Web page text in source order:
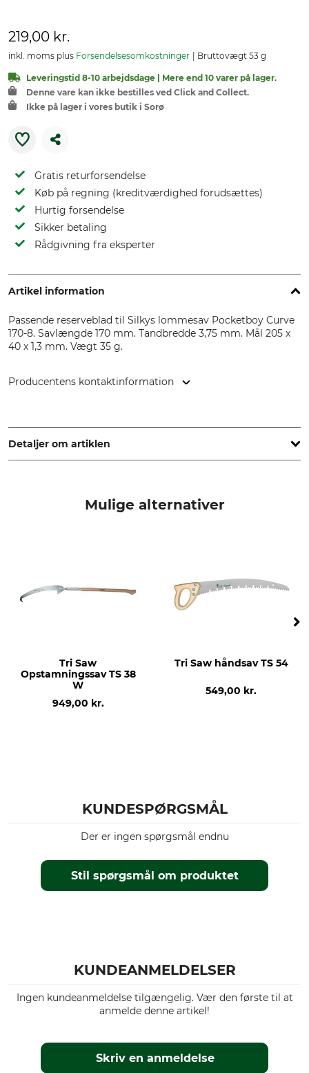
219,00 kr.
inkl. moms plus Forsendelsesomkostninger Bruttovægt 53 g
Leveringstid 8-10 arbejdsdage | Mere end 10 varer på lager.
Denne vare kan ikke bestilles ved Click and Collect.
Ikke på lager i vores butik i Sorø
Gratis returforsendelse
Køb på regning (kreditværdighed forudsættes)
Hurtig forsendelse
Sikker betaling
Rådgivning fra eksperter
Artikel information
Passende reserveblad til Silkys lommesav Pocketboy Curve
170-8. Savlængde 170 mm. Tandbredde 3,75 mm. Mål 205 x
40 x 1,3 mm. Vægt 35 g.
Producentens kontaktinformation
Netherlands, www.silky-europe.de
Detaljer om artiklen
Tænder pr. 30 mm
Reserveblad
Til Pocketboy Curve 170-8
Mulige alternativer
Tri Saw
Opstamningssav TS 38
W
949,00 kr.
Tri Saw håndsav TS 54
549,00 kr.
KUNDESPØRGSMÅL
Stil spørgsmål om produktet
Der er ingen spørgsmål endnu
KUNDEANMELDELSER
Ingen kundeanmeldelse tilgængelig. Vær den første til at
anmelde denne artikel!
Skriv en anmeldelse